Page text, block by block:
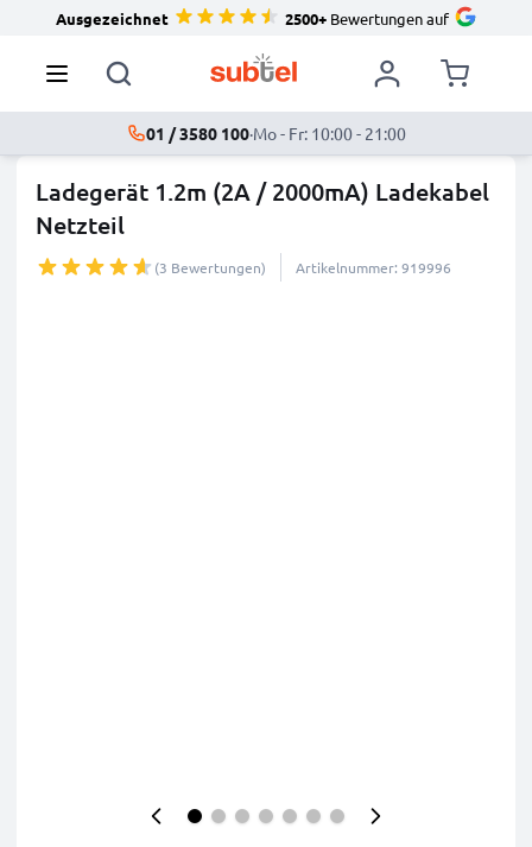
Ausgezeichnet 2500+Bewertungen auf
01 / 3580 100·Mo - Fr: 10:00 - 21:00
Ladegerät 1.2m (2A / 2000mA) Ladekabel
Netzteil
(3 Bewertungen) Artikelnummer: 919996